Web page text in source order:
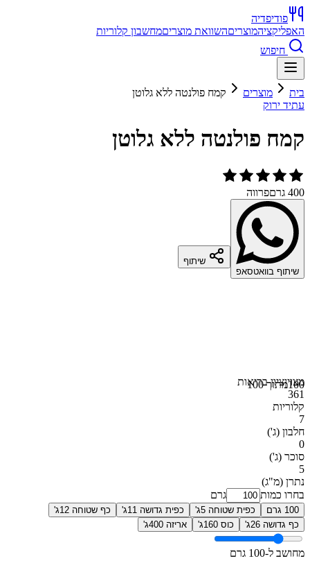
פודיפדיה
האפליקציהמוצריםהשוואת מוצריםמחשבון קלוריות
חיפוש
בית מוצרים
קמח פולנטה ללא גלוטן
עתיד ירוק
קמח פולנטה ללא גלוטן
400 גרם פרווה
שיתוף בוואטסאפ
שיתוף
100מתוך 100מצויןציון בריאות
361
קלוריות
7
חלבון (ג')
0
סוכר (ג')
5
נתרן (מ"ג)
בחרו כמות
גרם
100 גרם כפית שטוחה 5ג' כפית גדושה 11ג'
כף שטוחה 12ג'
כף גדושה 26ג'
כוס 160ג' אריזה 400ג'
מחושב ל-100 גרם